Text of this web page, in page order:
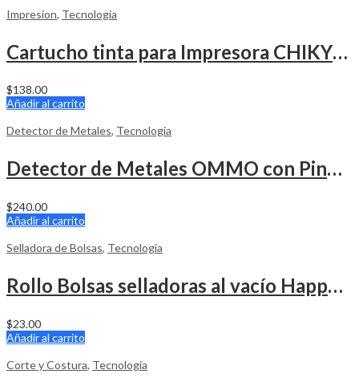
Impresion, Tecnologia
Cartucho tinta para Impresora CHIKYTECH ZK-1680
$138.00
Añadir al carrito
Detector de Metales, Tecnologia
Detector de Metales OMMO con Pinpoint y Disco 10″
$240.00
Añadir al carrito
Selladora de Bolsas, Tecnologia
Rollo Bolsas selladoras al vacío Happy Seal 11″ x 50 Pies
$23.00
Añadir al carrito
Corte y Costura, Tecnologia